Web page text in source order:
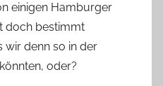
einigen Hamburger
doch bestimmt
wir denn so in der
oder?